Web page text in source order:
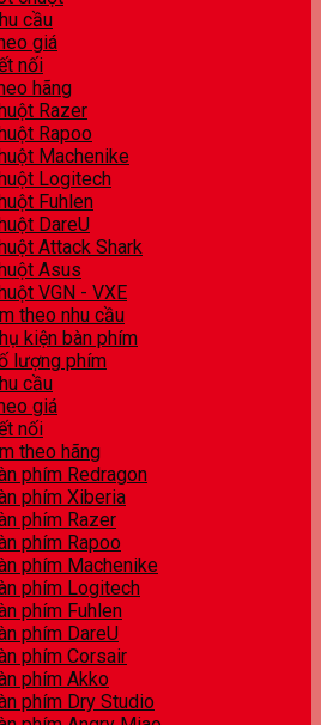
cầu
giá
nối
hãng
Razer
Rapoo
Machenike
Logitech
Fuhlen
DareU
Attack Shark
Asus
VGN - VXE
theo nhu cầu
kiện bàn phím
lượng phím
cầu
giá
nối
theo hãng
phím Redragon
phím Xiberia
phím Razer
phím Rapoo
phím Machenike
phím Logitech
phím Fuhlen
phím DareU
phím Corsair
phím Akko
phím Dry Studio